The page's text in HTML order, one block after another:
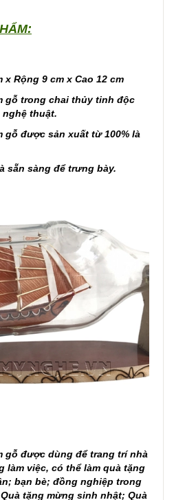
Rộng 9 cm x Cao 12 cm
gỗ trong chai thủy tinh độc
thuật.
gỗ được sản xuất từ 100% là
sẵn sàng để trưng bày.
gỗ được dùng để trang trí nhà
làm việc, có thể làm quà tặng
bạn bè; đồng nghiệp trong
tặng mừng sinh nhật; Quà